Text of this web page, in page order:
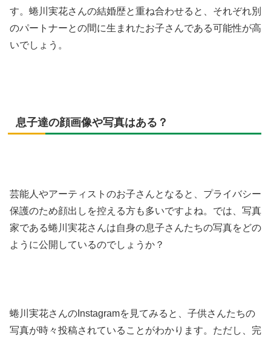
す。蜷川実花さんの結婚歴と重ね合わせると、それぞれ別
のパートナーとの間に生まれたお子さんである可能性が高
いでしょう。
息子達の顔画像や写真はある？
芸能人やアーティストのお子さんとなると、プライバシー
保護のため顔出しを控える方も多いですよね。では、写真
家である蜷川実花さんは自身の息子さんたちの写真をどの
ように公開しているのでしょうか？
蜷川実花さんのInstagramを見てみると、子供さんたちの
写真が時々投稿されていることがわかります。ただし、完